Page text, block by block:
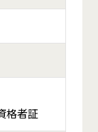
格者証